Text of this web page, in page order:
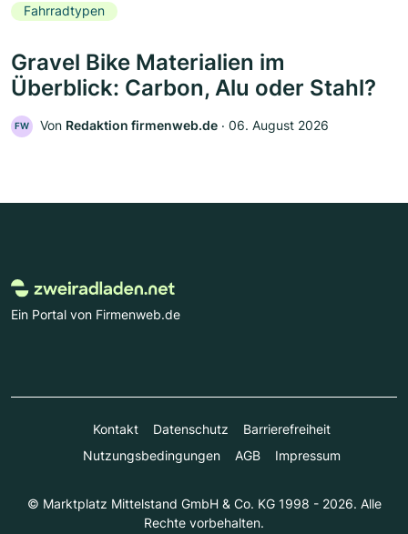
Fahrradtypen
Gravel Bike Materialien im
Überblick: Carbon, Alu oder Stahl?
FW Von Redaktion firmenweb.de ‧ 06. August 2026
Ein Portal von Firmenweb.de
Kontakt Datenschutz
Barrierefreiheit
Nutzungsbedingungen
AGB Impressum
© Marktplatz Mittelstand GmbH & Co. KG 1998 - 2026. Alle
Rechte vorbehalten.